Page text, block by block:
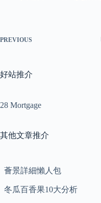
PREVIOUS
好站推介
28 Mortgage
其他文章推介
薈景詳細懶人包
冬瓜百香果10大分析